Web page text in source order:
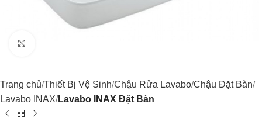
Trang chủ Thiết Bị Vệ Sinh Chậu Rửa Lavabo Chậu Đặt Bàn
Lavabo INAX Lavabo INAX Đặt Bàn